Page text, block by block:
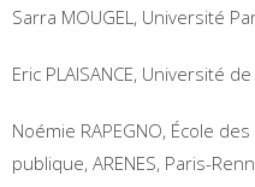
Sarra MOUGEL, Université
Eric PLAISANCE, Université
Noémie RAPEGNO, École
publique, ARENES, Paris-